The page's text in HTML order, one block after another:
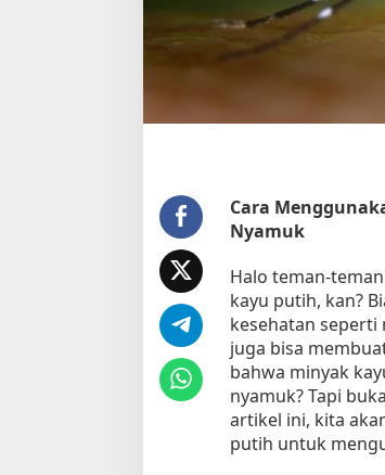
Cara
Nyamuk
Halo teman-
kayu putih, kan?
kesehatan seperti
juga bisa
bahwa minyak
nyamuk? Tapi
artikel ini, kita
putih untuk